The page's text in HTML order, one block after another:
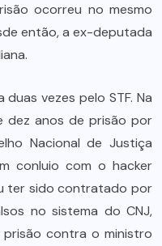
ocorreu no mesmo
então, a ex-deputada
vezes pelo STF. Na
dez anos de prisão por
Nacional de Justiça
conluio com o hacker
ter sido contratado por
no sistema do CNJ,
contra o ministro